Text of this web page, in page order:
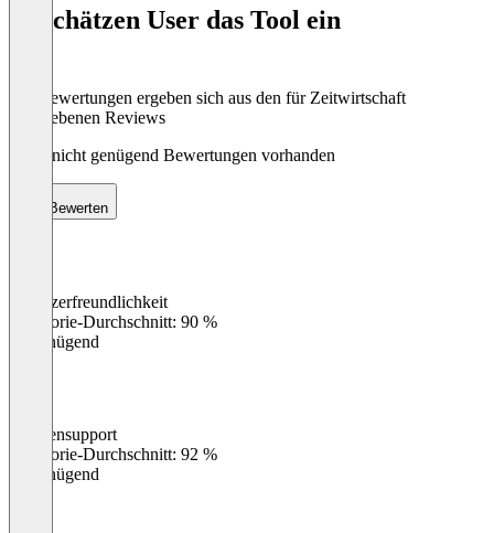
So schätzen User das Tool ein
Die Bewertungen ergeben sich aus den für Zeitwirtschaft
abgegebenen Reviews
Noch nicht genügend Bewertungen vorhanden
Bewerten
Benutzerfreundlichkeit
Kategorie-Durchschnitt: 90 %
Ungenügend
Kundensupport
Kategorie-Durchschnitt: 92 %
Ungenügend